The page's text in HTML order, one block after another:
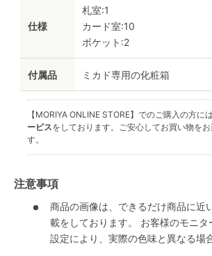
仕様
札室:1
カード室:10
ポケット:2
付属品 ミカド専用の化粧箱
【MORIYA ONLINE STORE】でのご購入の方に
ービスをしております。ご安心してお買い物を
す。
注意事項
商品の画像は、できるだけ商品に近
載をしております。 お客様のモニタ
設定により、実際の色味と異なる場